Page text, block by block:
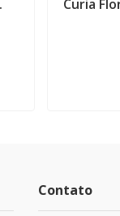
Curia
Contato